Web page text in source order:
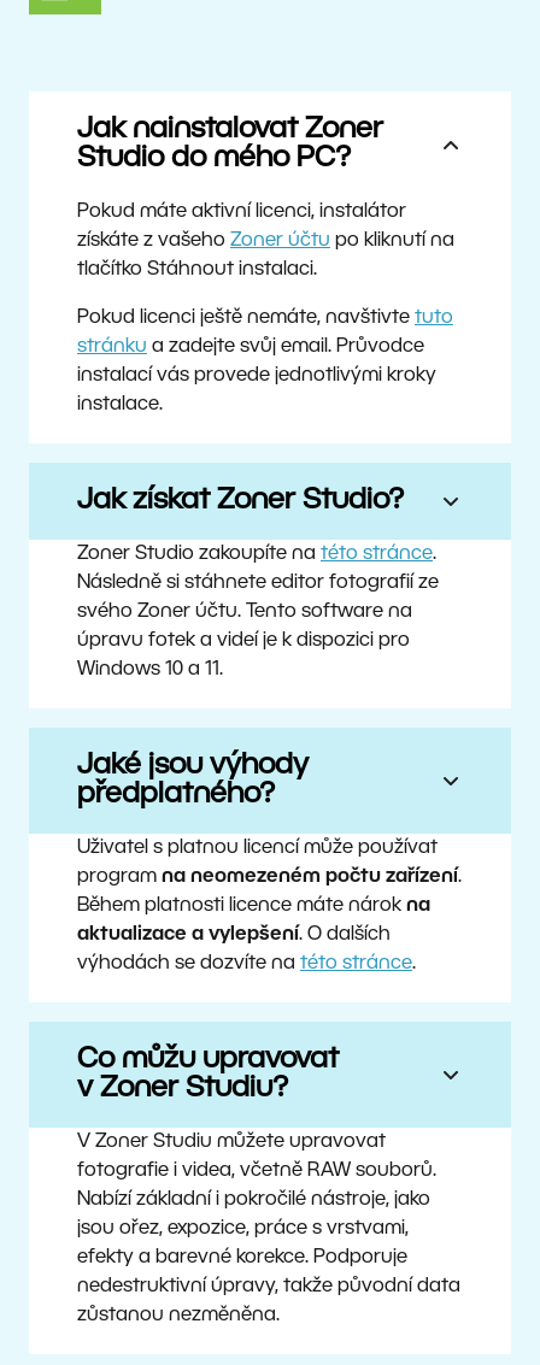
Jak nainstalovat Zoner
Studio do mého PC?
Pokud máte aktivní licenci, instalátor
získáte z vašeho Zoner účtu po kliknutí na
tlačítko Stáhnout instalaci.
Pokud licenci ještě nemáte, navštivte tuto
stránku a zadejte svůj email. Průvodce
instalací vás provede jednotlivými kroky
instalace.
Jak získat Zoner Studio?
Zoner Studio zakoupíte na této stránce.
Následně si stáhnete editor fotografií ze
svého Zoner účtu. Tento software na
úpravu fotek a videí je k dispozici pro
Windows 10 a 11.
Jaké jsou výhody
předplatného?
Uživatel s platnou licencí může používat
program na neomezeném počtu zařízení .
Během platnosti licence máte nárok na
aktualizace a vylepšení . O dalších
výhodách se dozvíte na této stránce.
Co můžu upravovat
v Zoner Studiu?
V Zoner Studiu můžete upravovat
fotografie i videa, včetně RAW souborů.
Nabízí základní i pokročilé nástroje, jako
jsou ořez, expozice, práce s vrstvami,
efekty a barevné korekce. Podporuje
nedestruktivní úpravy, takže původní data
zůstanou nezměněna.